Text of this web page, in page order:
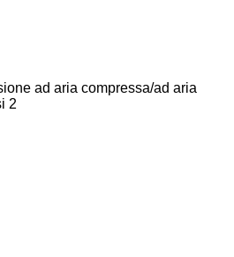
ad aria compressa/ad aria
2